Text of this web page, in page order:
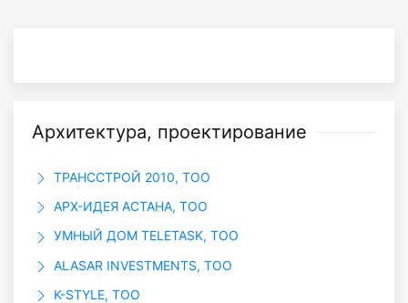
Архитектура, проектирование
ТРАНССТРОЙ 2010, ТОО
АРХ-ИДЕЯ АСТАНА, ТОО
УМНЫЙ ДОМ TELETASK, ТОО
ALASAR INVESTMENTS, ТОО
K-STYLE, ТОО